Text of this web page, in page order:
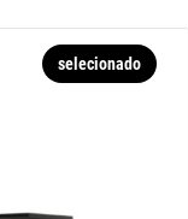
selecionado